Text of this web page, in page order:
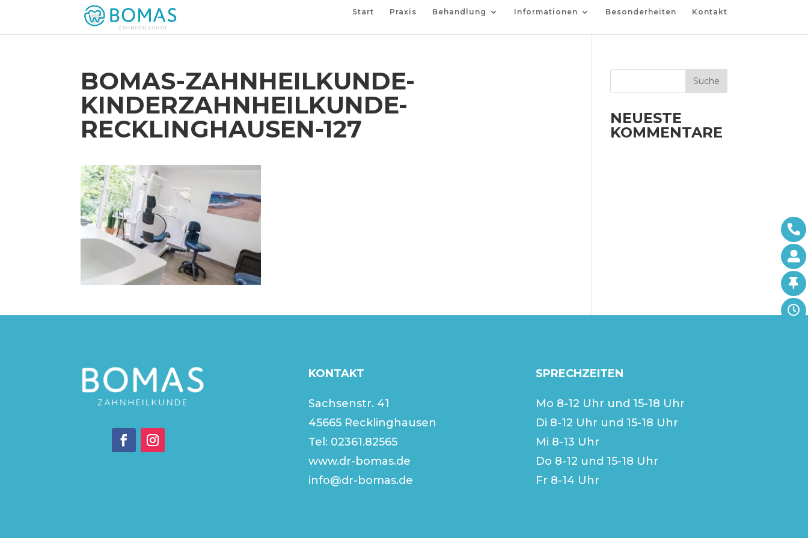
Start Praxis Behandlung Informationen Besonderheiten Kontakt
BOMAS-ZAHNHEILKUNDE-
KINDERZAHNHEILKUNDE-
RECKLINGHAUSEN-127
NEUESTE
KOMMENTARE
KONTAKT
Sachsenstr. 41
45665 Recklinghausen
Tel: 02361.82565
www.dr-bomas.de
info@dr-bomas.de
SPRECHZEITEN
Mo 8-12 Uhr und 15-18 Uhr
Di 8-12 Uhr und 15-18 Uhr
Mi 8-13 Uhr
Do 8-12 und 15-18 Uhr
Fr 8-14 Uhr